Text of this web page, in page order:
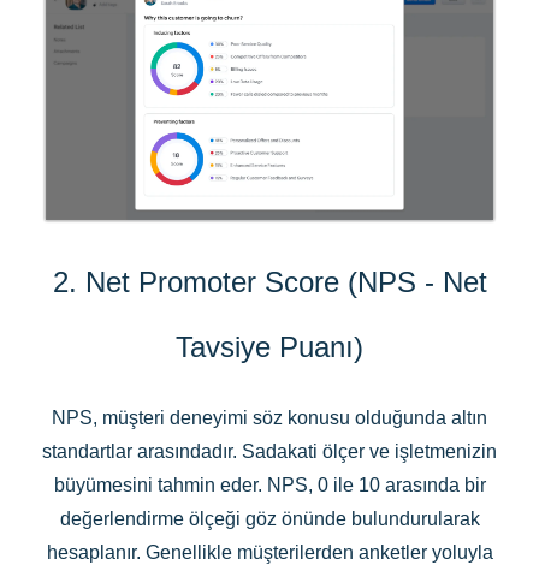
2. Net Promoter Score (NPS - Net
Tavsiye Puanı)
NPS, müşteri deneyimi söz konusu olduğunda altın
standartlar arasındadır. Sadakati ölçer ve işletmenizin
büyümesini tahmin eder. NPS, 0 ile 10 arasında bir
değerlendirme ölçeği göz önünde bulundurularak
hesaplanır. Genellikle müşterilerden anketler yoluyla